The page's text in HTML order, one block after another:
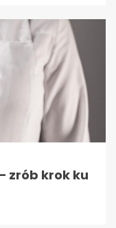
zrób krok ku